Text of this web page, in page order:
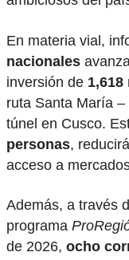
En materia vial,
nacionales
inversión de
ruta Santa María
túnel en Cusco.
personas,
acceso a
Además, a través
programa
de 2026, ocho